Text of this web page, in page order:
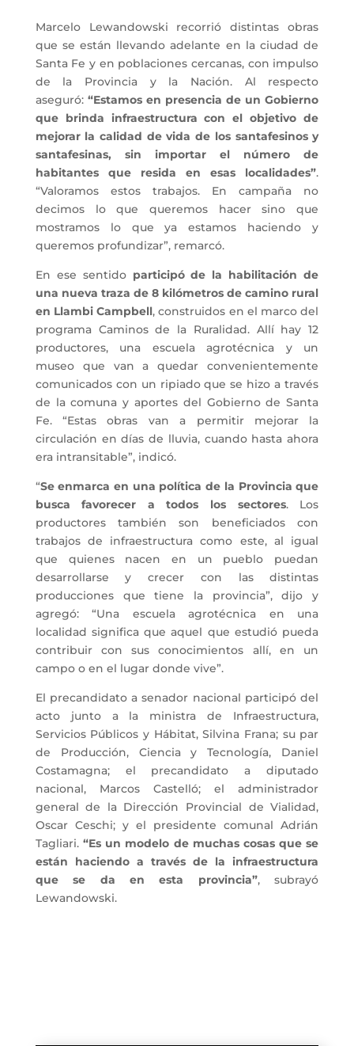
Marcelo Lewandowski recorrió distintas obras
que se están llevando adelante en la ciudad de
Santa Fe y en poblaciones cercanas, con impulso
de la Provincia y la Nación. Al respecto
aseguró: “Estamos en presencia de un Gobierno
que brinda infraestructura con el objetivo de
mejorar la calidad de vida de los santafesinos y
santafesinas, sin importar el número de
habitantes que resida en esas localidades”.
“Valoramos estos trabajos. En campaña no
decimos lo que queremos hacer sino que
mostramos lo que ya estamos haciendo y
queremos profundizar”, remarcó.
En ese sentido participó de la habilitación de
una nueva traza de 8 kilómetros de camino rural
en Llambi Campbell, construidos en el marco del
programa Caminos de la Ruralidad. Allí hay 12
productores, una escuela agrotécnica y un
museo que van a quedar convenientemente
comunicados con un ripiado que se hizo a través
de la comuna y aportes del Gobierno de Santa
Fe. “Estas obras van a permitir mejorar la
circulación en días de lluvia, cuando hasta ahora
era intransitable”, indicó.
“Se enmarca en una política de la Provincia que
busca favorecer a todos los sectores. Los
productores también son beneficiados con
trabajos de infraestructura como este, al igual
que quienes nacen en un pueblo puedan
desarrollarse y crecer con las distintas
producciones que tiene la provincia”, dijo y
agregó: “Una escuela agrotécnica en una
localidad significa que aquel que estudió pueda
contribuir con sus conocimientos allí, en un
campo o en el lugar donde vive”.
El precandidato a senador nacional participó del
acto junto a la ministra de Infraestructura,
Servicios Públicos y Hábitat, Silvina Frana; su par
de Producción, Ciencia y Tecnología, Daniel
Costamagna; el precandidato a diputado
nacional, Marcos Castelló; el administrador
general de la Dirección Provincial de Vialidad,
Oscar Ceschi; y el presidente comunal Adrián
Tagliari. “Es un modelo de muchas cosas que se
están haciendo a través de la infraestructura
que se da en esta provincia”, subrayó
Lewandowski.